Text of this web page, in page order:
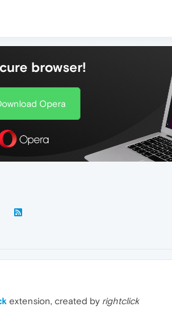
browser!
Opera
extension, created by rightclick